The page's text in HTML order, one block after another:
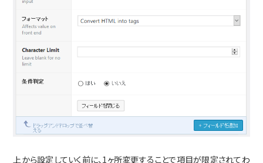
上から設定していく前に、1ヶ所変更することで項目が限定されてわ